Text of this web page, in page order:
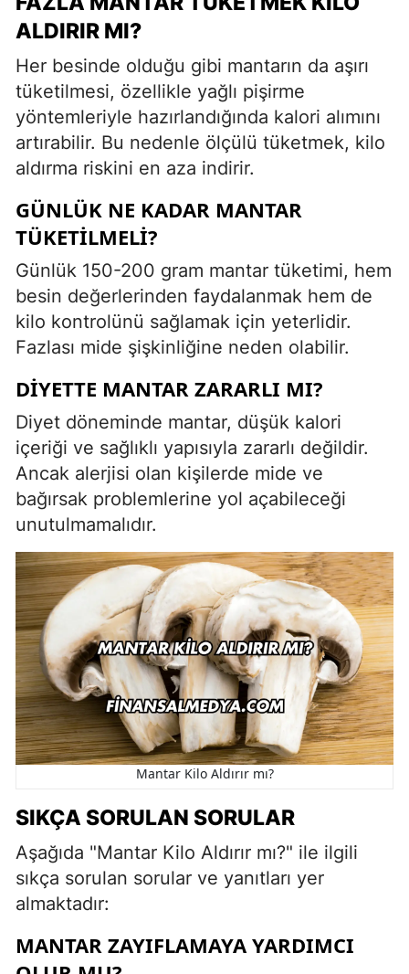
ALDIRIR MI?
Her besinde olduğu gibi mantarın da aşırı
tüketilmesi, özellikle yağlı pişirme
yöntemleriyle hazırlandığında kalori alımını
artırabilir. Bu nedenle ölçülü tüketmek, kilo
aldırma riskini en aza indirir.
GÜNLÜK NE KADAR MANTAR
TÜKETILMELI?
Günlük 150-200 gram mantar tüketimi, hem
besin değerlerinden faydalanmak hem de
kilo kontrolünü sağlamak için yeterlidir.
Fazlası mide şişkinliğine neden olabilir.
DIYETTE MANTAR ZARARLI MI?
Diyet döneminde mantar, düşük kalori
içeriği ve sağlıklı yapısıyla zararlı değildir.
Ancak alerjisi olan kişilerde mide ve
bağırsak problemlerine yol açabileceği
unutulmamalıdır.
Mantar Kilo Aldırır mı?
SIKÇA SORULAN SORULAR
Aşağıda "Mantar Kilo Aldırır mı?" ile ilgili
sıkça sorulan sorular ve yanıtları yer
almaktadır:
MANTAR ZAYIFLAMAYA YARDIMCI